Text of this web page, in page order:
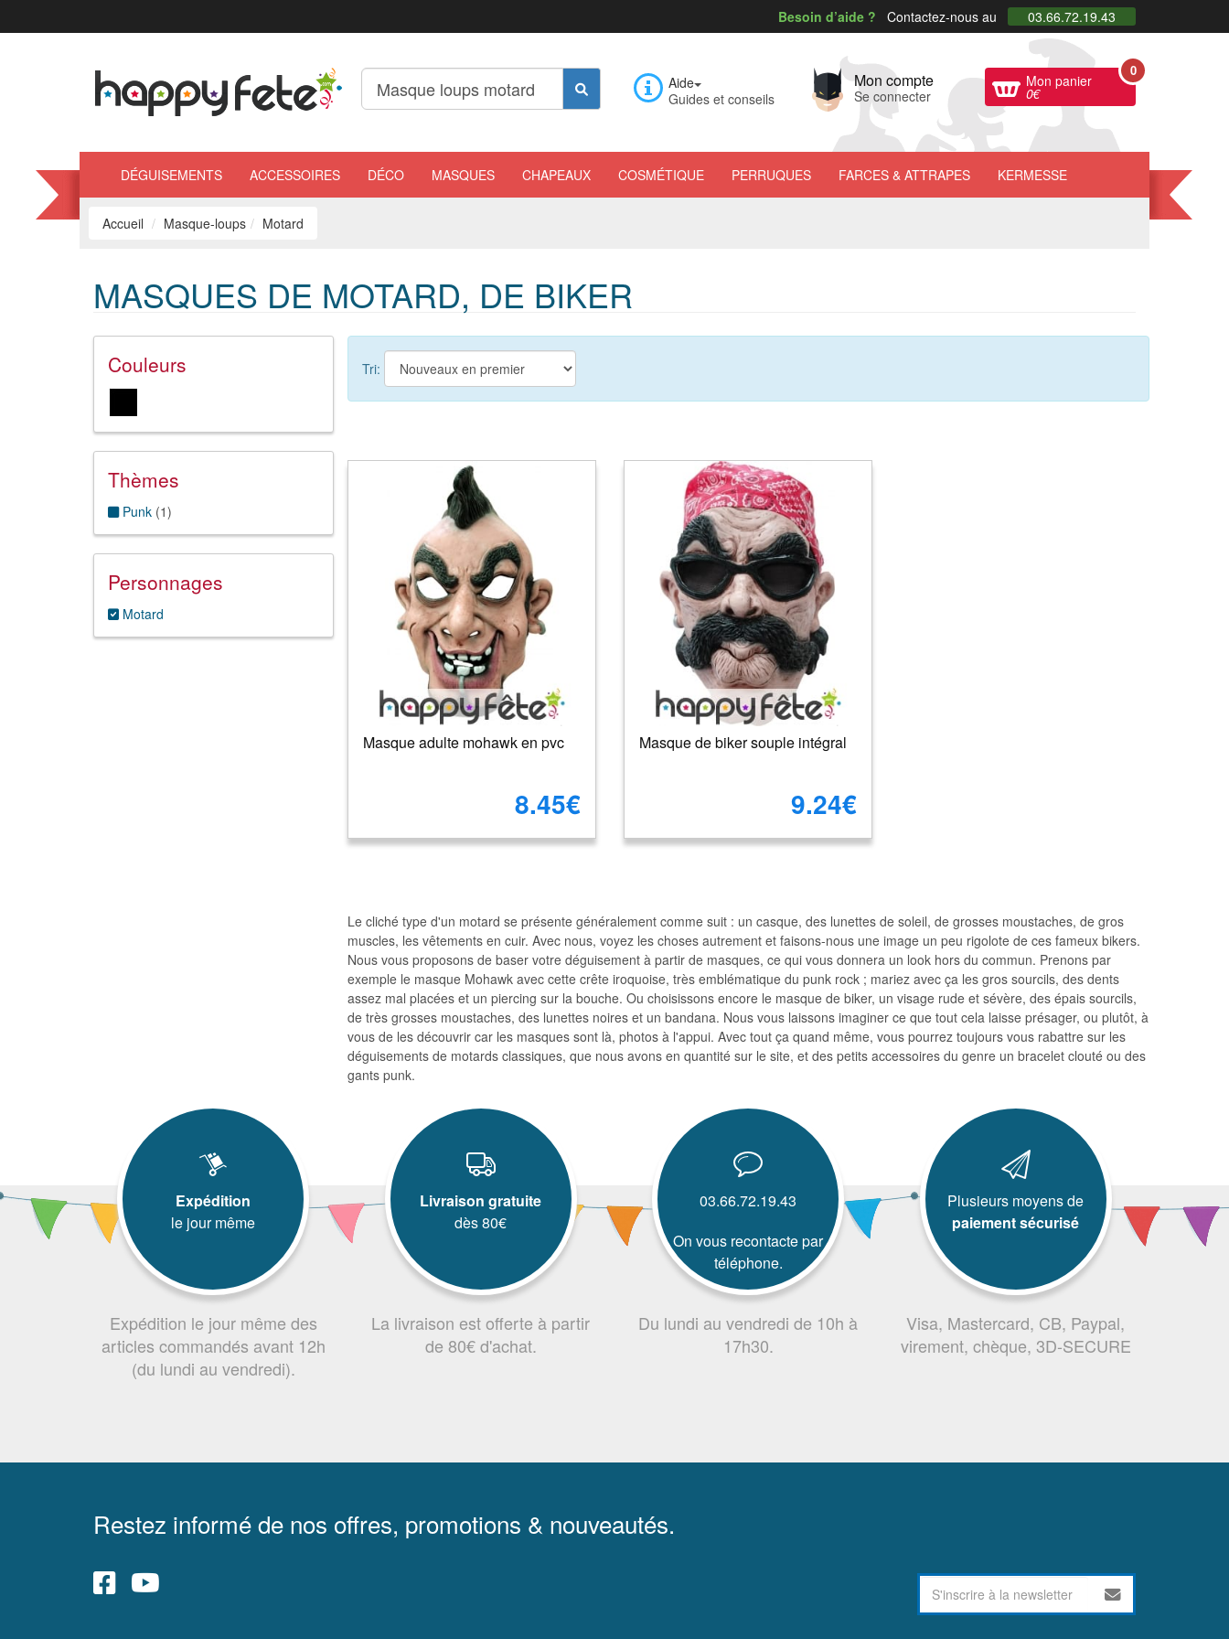
Besoin d’aide ? Contactez-nous au 03.66.72.19.43
Aide
Guides et conseils
Mon compte
Se connecter
Mon panier
0€
0
DÉGUISEMENTS ACCESSOIRES DÉCO MASQUES CHAPEAUX COSMÉTIQUE PERRUQUES FARCES & ATTRAPES KERMESSE
Accueil Masque-loups Motard
MASQUES DE MOTARD, DE BIKER
Couleurs
Thèmes
Punk (1)
Personnages
Motard
Tri:
Masque adulte mohawk en pvc
8.45€
Masque de biker souple intégral
9.24€
Le cliché type d'un motard se présente généralement comme suit : un casque, des lunettes de soleil, de grosses moustaches, de gros
muscles, les vêtements en cuir. Avec nous, voyez les choses autrement et faisons-nous une image un peu rigolote de ces fameux bikers.
Nous vous proposons de baser votre déguisement à partir de masques, ce qui vous donnera un look hors du commun. Prenons par
exemple le masque Mohawk avec cette crête iroquoise, très emblématique du punk rock ; mariez avec ça les gros sourcils, des dents
assez mal placées et un piercing sur la bouche. Ou choisissons encore le masque de biker, un visage rude et sévère, des épais sourcils,
de très grosses moustaches, des lunettes noires et un bandana. Nous vous laissons imaginer ce que tout cela laisse présager, ou plutôt, à
vous de les découvrir car les masques sont là, photos à l'appui. Avec tout ça quand même, vous pourrez toujours vous rabattre sur les
déguisements de motards classiques, que nous avons en quantité sur le site, et des petits accessoires du genre un bracelet clouté ou des
gants punk.
Expédition
le jour même
Expédition le jour même des
articles commandés avant 12h
(du lundi au vendredi).
Livraison gratuite
dès 80€
La livraison est offerte à partir
de 80€ d'achat.
03.66.72.19.43
On vous recontacte par
téléphone.
Du lundi au vendredi de 10h à
17h30.
Plusieurs moyens de
paiement sécurisé
Visa, Mastercard, CB, Paypal,
virement, chèque, 3D-SECURE
Restez informé de nos offres, promotions & nouveautés.